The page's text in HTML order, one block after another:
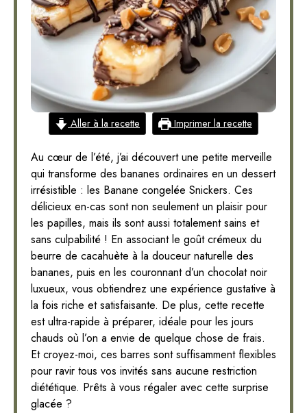
Aller à la recette Imprimer la recette
Au cœur de l’été, j’ai découvert une petite merveille
qui transforme des bananes ordinaires en un dessert
irrésistible : les Banane congelée Snickers. Ces
délicieux en-cas sont non seulement un plaisir pour
les papilles, mais ils sont aussi totalement sains et
sans culpabilité ! En associant le goût crémeux du
beurre de cacahuète à la douceur naturelle des
bananes, puis en les couronnant d’un chocolat noir
luxueux, vous obtiendrez une expérience gustative à
la fois riche et satisfaisante. De plus, cette recette
est ultra-rapide à préparer, idéale pour les jours
chauds où l’on a envie de quelque chose de frais.
Et croyez-moi, ces barres sont suffisamment flexibles
pour ravir tous vos invités sans aucune restriction
diététique. Prêts à vous régaler avec cette surprise
glacée ?